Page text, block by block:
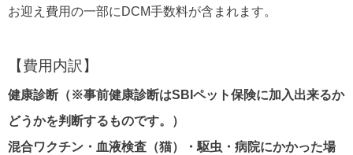
お迎え費用の一部にDCM手数料が含まれます。
【費用内訳】
健康診断（※事前健康診断はSBIペット保険に加入出来るか
どうかを判断するものです。）
混合ワクチン・血液検査（猫）・駆虫・病院にかかった場